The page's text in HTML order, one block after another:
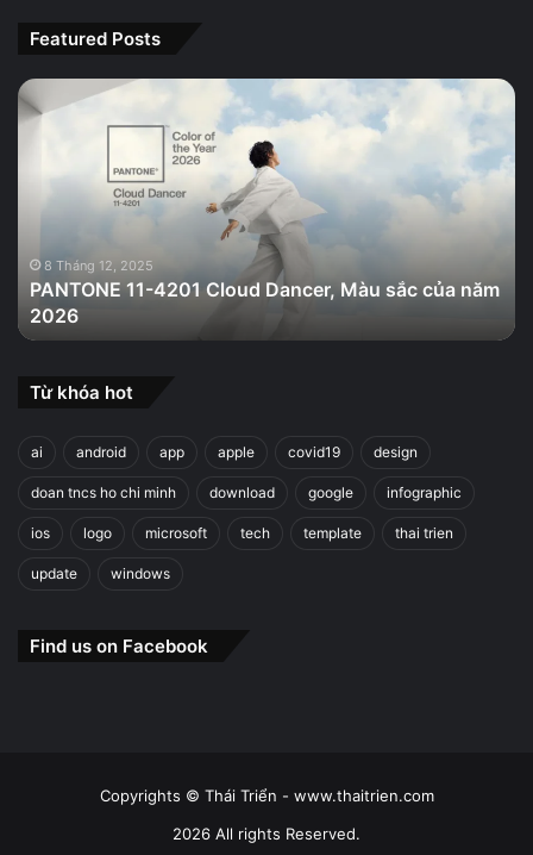
Featured Posts
PANTONE
11-
Màu
của
năm
2026
8 Tháng 12, 2025
PANTONE 11-4201 Cloud Dancer, Màu sắc của năm
2026
Từ khóa hot
ai android app apple covid19 design
doan tncs ho chi minh download google infographic
ios logo microsoft tech template thai trien
update windows
Find us on Facebook
Copyrights © Thái Triển - www.thaitrien.com
2026 All rights Reserved.